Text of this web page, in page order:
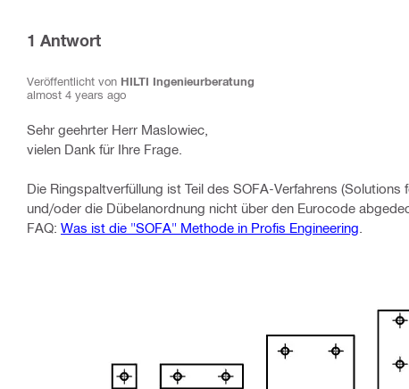
1 Antwort
Veröffentlicht von HILTI Ingenieurberatung
almost 4 years ago
Sehr geehrter Herr Maslowiec,
vielen Dank für Ihre Frage.
Die Ringspaltverfüllung ist Teil des SOFA-Verfahrens
und/oder die Dübelanordnung nicht über den Eurocode
FAQ: Was ist die "SOFA" Methode in Profis Engineering